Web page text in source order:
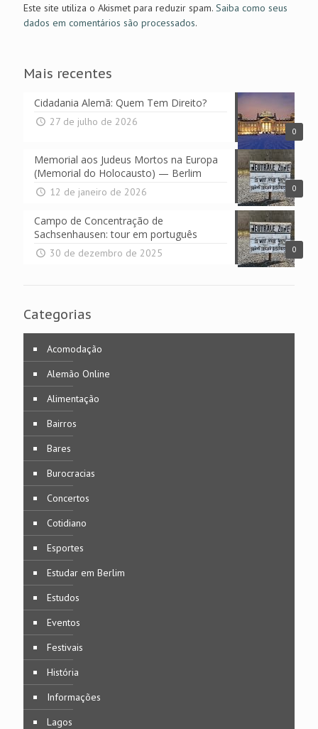
Este site utiliza o Akismet para reduzir spam. Saiba como seus
dados em comentários são processados.
Mais recentes
0
Cidadania Alemã: Quem Tem Direito?
27 de julho de 2026
0
Memorial aos Judeus Mortos na Europa
(Memorial do Holocausto) — Berlim
12 de janeiro de 2026
0
Campo de Concentração de
Sachsenhausen: tour em português
30 de dezembro de 2025
Categorias
Acomodação
Alemão Online
Alimentação
Bairros
Bares
Burocracias
Concertos
Cotidiano
Esportes
Estudar em Berlim
Estudos
Eventos
Festivais
História
Informações
Lagos